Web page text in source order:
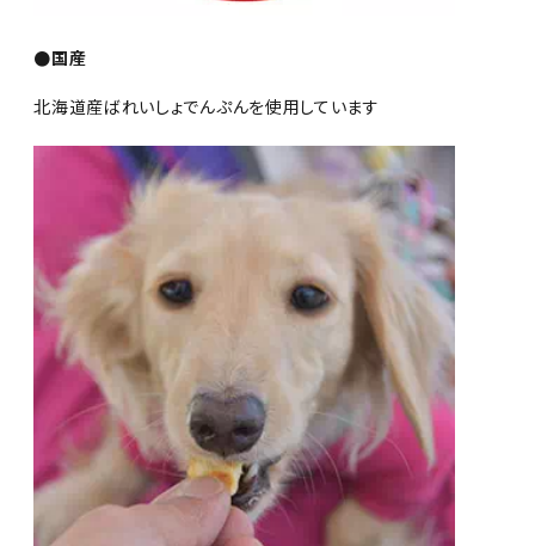
●国産
北海道産ばれいしょでんぷんを使用しています